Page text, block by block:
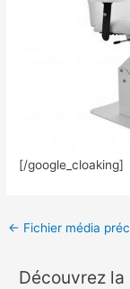
[/google_cloaking]
← Fichier média
Découvrez